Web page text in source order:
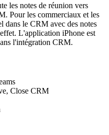
les notes de réunion vers
Pour les commerciaux et les
dans le CRM avec des notes
L'application iPhone est
l'intégration CRM.
Close CRM